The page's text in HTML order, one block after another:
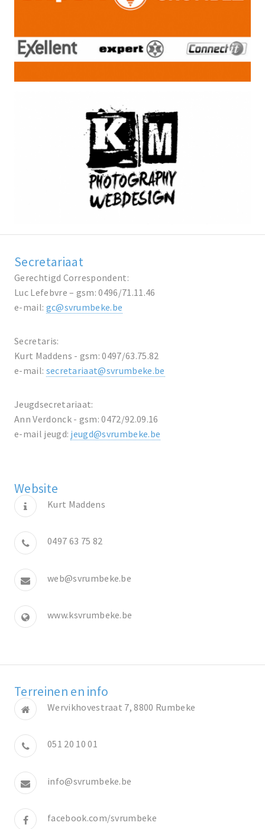
Secretariaat
Gerechtigd Correspondent:
Luc Lefebvre – gsm: 0496/71.11.46
e-mail: gc@svrumbeke.be
Secretaris:
Kurt Maddens - gsm: 0497/63.75.82
e-mail: secretariaat@svrumbeke.be
Jeugdsecretariaat:
Ann Verdonck - gsm: 0472/92.09.16
e-mail jeugd: jeugd@svrumbeke.be
Website
Kurt Maddens
0497 63 75 82
web@svrumbeke.be
www.ksvrumbeke.be
Terreinen en info
Wervikhovestraat 7, 8800 Rumbeke
051 20 10 01
info@svrumbeke.be
facebook.com/svrumbeke